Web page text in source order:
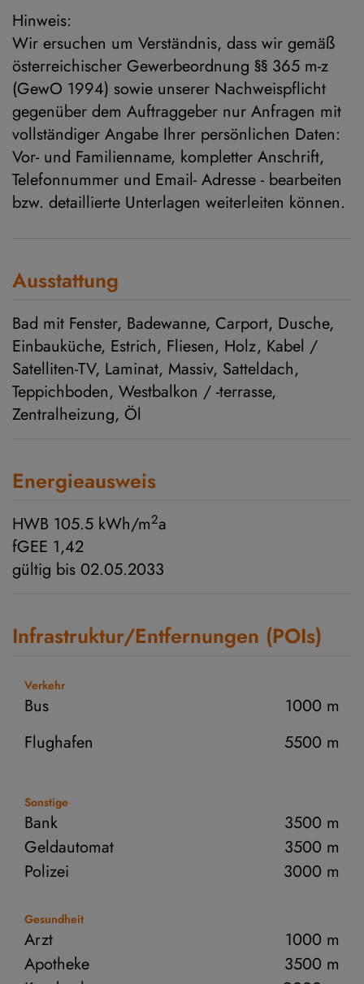
Hinweis:
Wir ersuchen um Verständnis, dass wir gemäß
österreichischer Gewerbeordnung §§ 365 m-z
(GewO 1994) sowie unserer Nachweispflicht
gegenüber dem Auftraggeber nur Anfragen mit
vollständiger Angabe Ihrer persönlichen Daten:
Vor- und Familienname, kompletter Anschrift,
Telefonnummer und Email- Adresse - bearbeiten
bzw. detaillierte Unterlagen weiterleiten können.
Ausstattung
Bad mit Fenster Badewanne Carport Dusche
Einbauküche Estrich Fliesen Holz Kabel /
Satelliten-TV Laminat Massiv Satteldach
Teppichboden Westbalkon / -terrasse
Zentralheizung Öl
Energieausweis
HWB 105.5 kWh/m2a
fGEE 1,42
gültig bis 02.05.2033
Infrastruktur/Entfernungen (POIs)
Verkehr
Bus
1000 m
Flughafen
5500 m
Sonstige
Bank
3500 m
Geldautomat
3500 m
Polizei
3000 m
Gesundheit
Arzt
1000 m
Apotheke
3500 m